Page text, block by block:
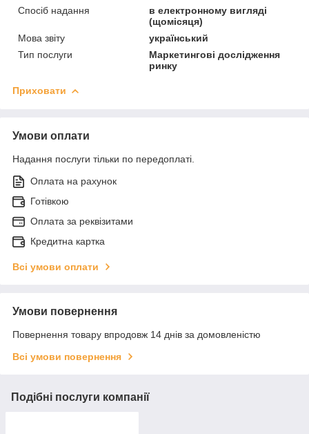
Спосіб надання
в електронному вигляді
(щомісяця)
Мова звіту
український
Тип послуги
Маркетингові дослідження
ринку
Приховати
Умови оплати
Надання послуги тільки по передоплаті.
Оплата на рахунок
Готівкою
Оплата за реквізитами
Кредитна картка
Всі умови оплати
Умови повернення
Повернення товару впродовж 14 днів за домовленістю
Всі умови повернення
Подібні послуги компанії